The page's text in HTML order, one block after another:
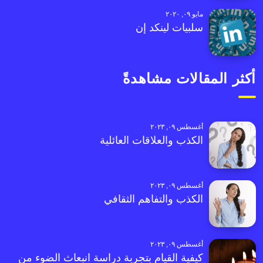
مايو ٠٩, ٢٠٢٠
سلبيات لينكد إن
أكثر المقالات مشاهدةً
أغسطس ٠٩, ٢٠٢٣
الكذب والعلاقات العائلية
أغسطس ٠٩, ٢٠٢٣
الكذب والتفاهم الثقافي
أغسطس ٠٩, ٢٠٢٣
كيفية القيام بتجربة دراسة انبعاث الضوء من